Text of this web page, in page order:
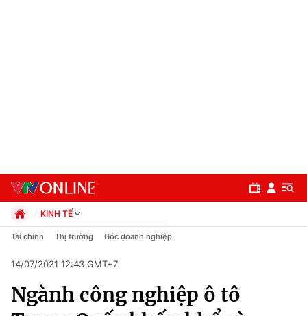
Chuyên mục
Chính trị
KINH TẾ
Chính trị
Pháp luật
Kinh tế
Thể thao
Tài chính Thị trường Góc doanh nghiệp
14/07/2021 12:43 GMT+7
Ngành công nghiệp ô tô